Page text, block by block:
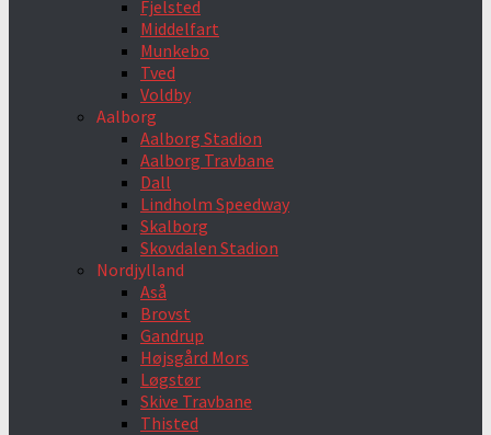
Fjelsted
Middelfart
Munkebo
Tved
Voldby
Aalborg
Aalborg Stadion
Aalborg Travbane
Dall
Lindholm Speedway
Skalborg
Skovdalen Stadion
Nordjylland
Aså
Brovst
Gandrup
Højsgård Mors
Løgstør
Skive Travbane
Thisted